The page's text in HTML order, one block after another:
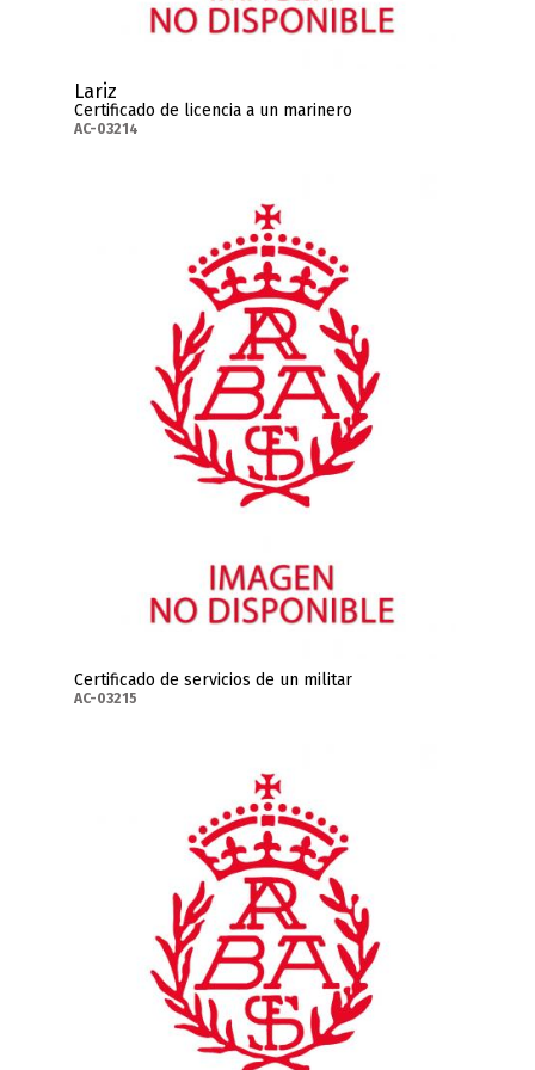
Lariz
Certificado de licencia a un marinero
AC-03214
Certificado de servicios de un militar
AC-03215